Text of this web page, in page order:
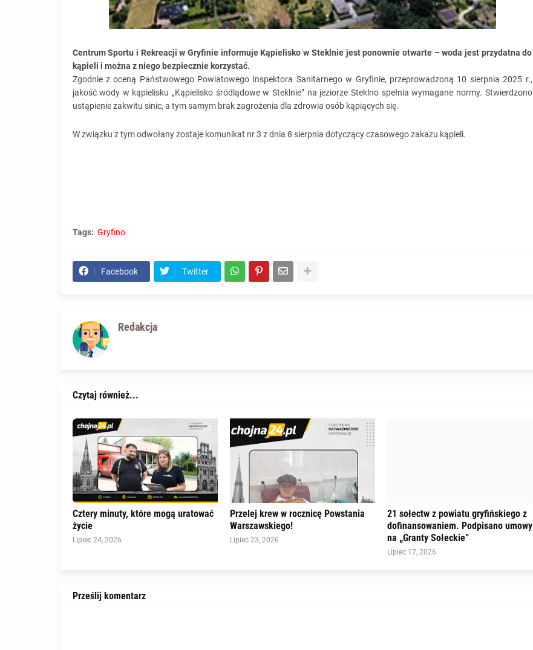
Centrum Sportu i Rekreacji w Gryfinie informuje Kąpielisko w Steklnie jest ponownie otwarte – woda jest przydatna do
kąpieli i można z niego bezpiecznie korzystać.
Zgodnie z oceną Państwowego Powiatowego Inspektora Sanitarnego w Gryfinie, przeprowadzoną 10 sierpnia 2025 r.,
jakość wody w kąpielisku „Kąpielisko śródlądowe w Steklnie” na jeziorze Steklno spełnia wymagane normy. Stwierdzono
ustąpienie zakwitu sinic, a tym samym brak zagrożenia dla zdrowia osób kąpiących się.
W związku z tym odwołany zostaje komunikat nr 3 z dnia 8 sierpnia dotyczący czasowego zakazu kąpieli.
Tags: Gryfino
Facebook Twitter
Redakcja
Czytaj również...
Cztery minuty, które mogą uratować
życie
Lipiec 24, 2026
Przelej krew w rocznicę Powstania
Warszawskiego!
Lipiec 23, 2026
21 sołectw z powiatu gryfińskiego z
dofinansowaniem. Podpisano umowy
na „Granty Sołeckie”
Lipiec 17, 2026
Prześlij komentarz